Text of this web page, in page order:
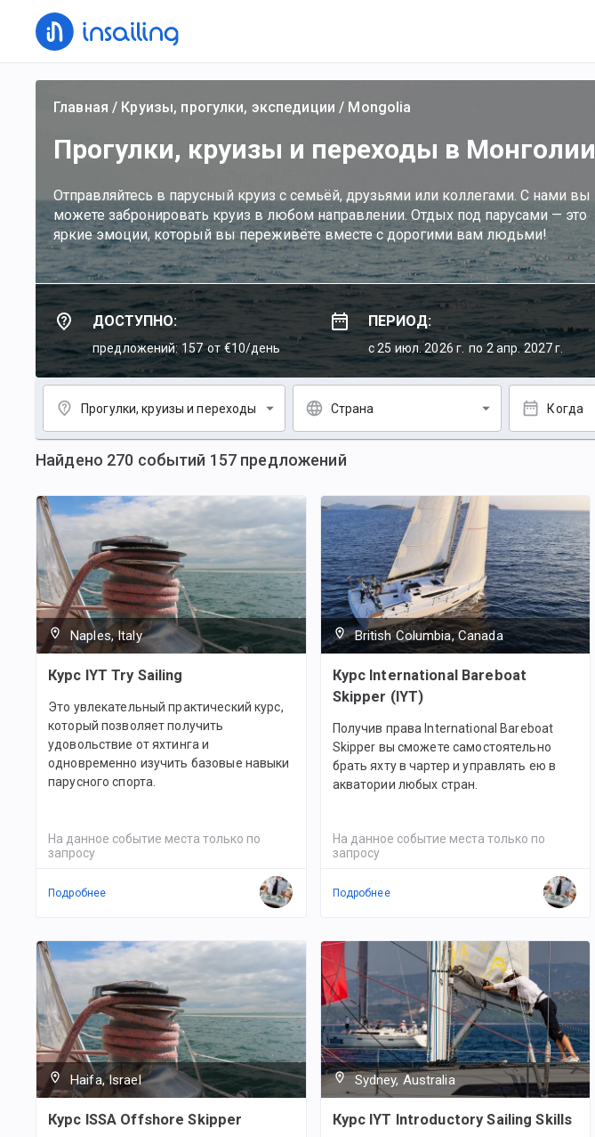
Главная / Круизы, прогулки, экспедиции / Mongolia
Прогулки, круизы и переходы в Монголии
Отправляйтесь в парусный круиз с семьёй, друзьями или коллегами. С нами вы
можете забронировать круиз в любом направлении. Отдых под парусами — это
яркие эмоции, который вы переживёте вместе с дорогими вам людьми!
ДОСТУПНО:
предложений: 157 от €10/день
ПЕРИОД:
c 25 июл. 2026 г. по 2 апр. 2027 г.
Прогулки, круизы и переходы Страна Когда
Найдено 270 событий 157 предложений
Naples, Italy
Курс IYT Try Sailing
Это увлекательный практический курс,
который позволяет получить
удовольствие от яхтинга и
одновременно изучить базовые навыки
парусного спорта.
На данное событие места только по
запросу
Подробнее
British Columbia, Canada
Курс International Bareboat
Skipper (IYT)
Получив права International Bareboat
Skipper вы сможете самостоятельно
брать яхту в чартер и управлять ею в
акватории любых стран.
На данное событие места только по
запросу
Подробнее
Haifa, Israel
Курс ISSA Offshore Skipper
Sydney, Australia
Курс IYT Introductory Sailing Skills